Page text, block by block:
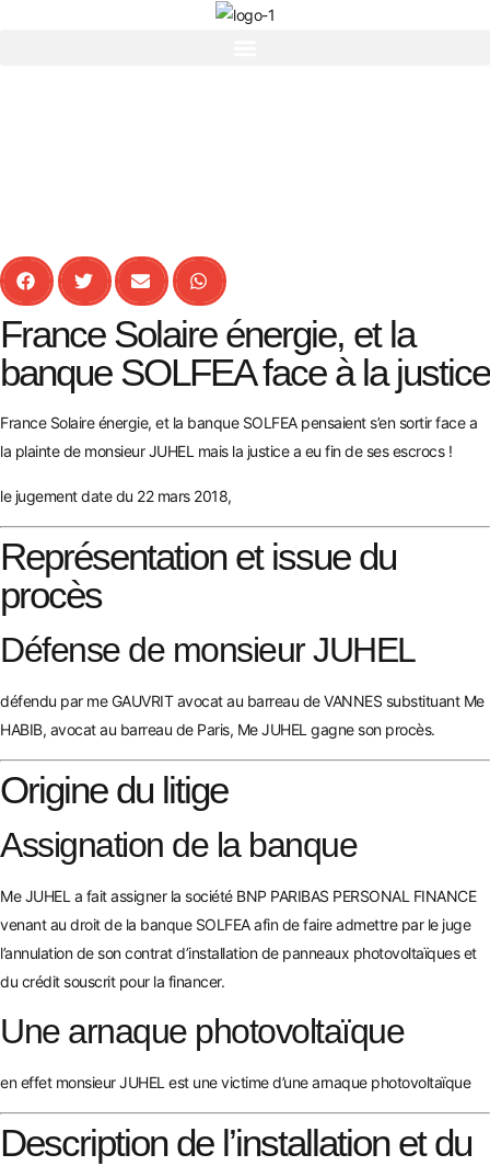
France Solaire énergie, et la
banque SOLFEA face à la justice
France Solaire énergie, et la banque SOLFEA pensaient s’en sortir face a
la plainte de monsieur JUHEL mais la justice a eu fin de ses escrocs !
le jugement date du 22 mars 2018,
Représentation et issue du
procès
Défense de monsieur JUHEL
défendu par me GAUVRIT avocat au barreau de VANNES substituant Me
HABIB, avocat au barreau de Paris, Me JUHEL gagne son procès.
Origine du litige
Assignation de la banque
Me JUHEL a fait assigner la société BNP PARIBAS PERSONAL FINANCE
venant au droit de la banque SOLFEA afin de faire admettre par le juge
l’annulation de son contrat d’installation de panneaux photovoltaïqueset
du crédit souscrit pour la financer.
Une arnaque photovoltaïque
en effet monsieur JUHEL est une victime d’unearnaque photovoltaïque
Description de l’installation et du